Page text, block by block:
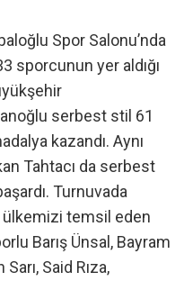
Spor Salonu’nda
sporcunun yer aldığı
serbest stil 61
kazandı. Aynı
Tahtacı da serbest
Turnuvada
ülkemizi temsil eden
Barış Ünsal, Bayram
Said Rıza,